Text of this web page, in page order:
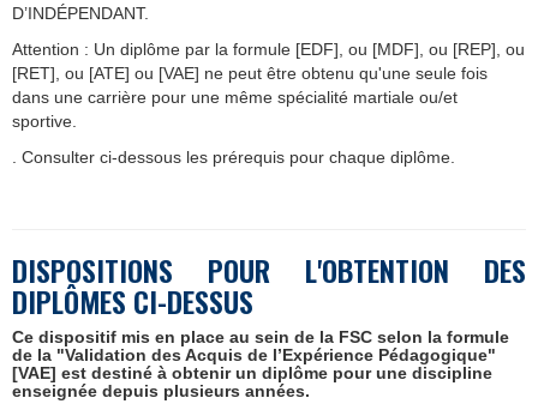
D’INDÉPENDANT.
Attention : Un diplôme par la formule [EDF], ou [MDF], ou [REP], ou
[RET], ou [ATE] ou [VAE] ne peut être obtenu qu'une seule fois
dans une carrière pour une même spécialité martiale ou/et
sportive.
. Consulter ci-dessous les prérequis pour chaque diplôme.
DISPOSITIONS POUR L'OBTENTION DES
DIPLÔMES CI-DESSUS
Ce dispositif mis en place au sein de la FSC selon la formule
de la "Validation des Acquis de l’Expérience Pédagogique"
[VAE] est destiné à obtenir un diplôme pour une discipline
enseignée depuis plusieurs années.